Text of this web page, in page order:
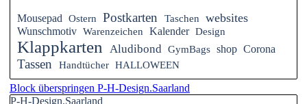
Mousepad Ostern Postkarten Taschen websites
Wunschmotiv Warenzeichen Kalender Design
Klappkarten Aludibond GymBags shop Corona
Tassen Handtücher HALLOWEEN
Block überspringen P-H-Design.Saarland
P-H-Design.Saarland